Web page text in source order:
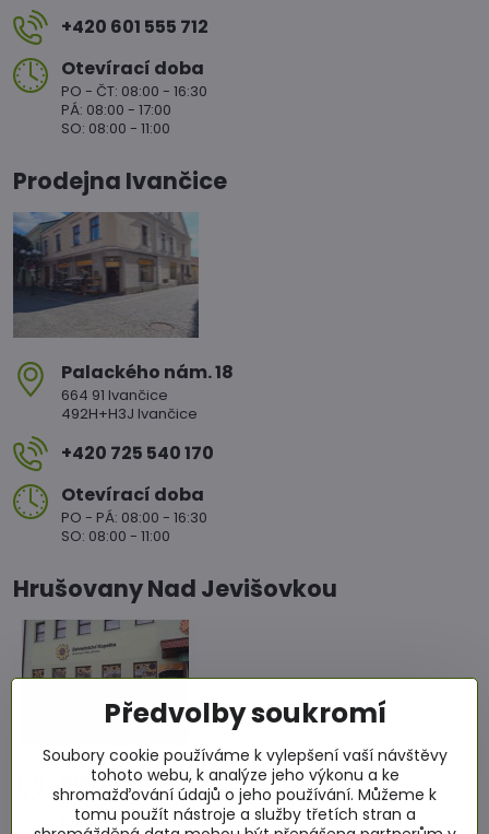
+420 601 555 712
Otevírací doba
PO - ČT: 08:00 - 16:30
PÁ: 08:00 - 17:00
SO: 08:00 - 11:00
Prodejna Ivančice
Palackého nám​. 18
664 91 Ivančice
492H+H3J Ivančice
+420 725 540 170
Otevírací doba
PO - PÁ: 08:00 - 16:30
SO: 08:00 - 11:00
Hrušovany Nad Jevišovkou
nám​. Míru 86
671 67 Hrušovany nad Jevišovkou
RCJ2+4WC Hrušovany nad Jevišovkou
Předvolby soukromí
Soubory cookie používáme k vylepšení vaší návštěvy
tohoto webu, k analýze jeho výkonu a ke
shromažďování údajů o jeho používání. Můžeme k
tomu použít nástroje a služby třetích stran a